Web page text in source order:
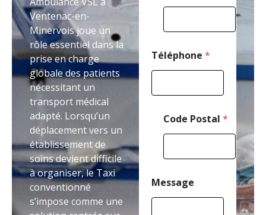
Ventenac-en-
Minervois joue un
rôle essentiel dans la
prise en charge
globale des patients
nécessitant un
transport médical
adapté. Lorsqu’un
déplacement vers un
établissement de
soins devient difficile
à organiser, le Taxi
conventionné
s’impose comme une
o
e
Téléphone *
Code Postal *
Message